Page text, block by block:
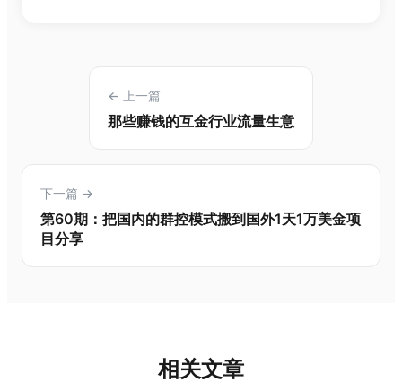
← 上一篇
那些赚钱的互金行业流量生意
下一篇 →
第60期：把国内的群控模式搬到国外1天1万美金项
目分享
相关文章